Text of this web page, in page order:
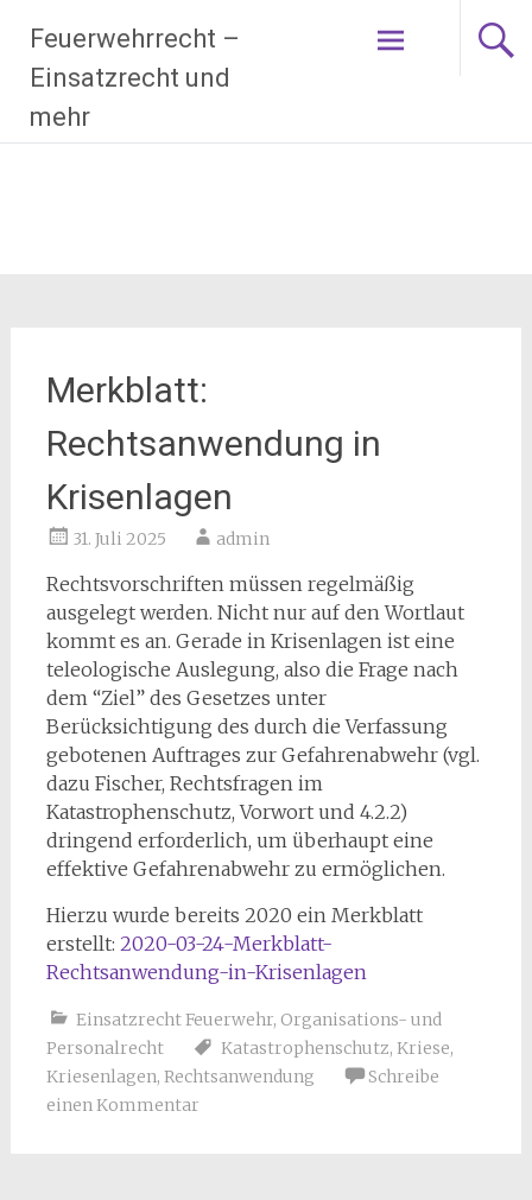
Inhalt
springen
Feuerwehrrecht –
Einsatzrecht und
mehr
Merkblatt:
Rechtsanwendung in
Krisenlagen
31. Juli 2025 admin
Rechtsvorschriften müssen regelmäßig
ausgelegt werden. Nicht nur auf den Wortlaut
kommt es an. Gerade in Krisenlagen ist eine
teleologische Auslegung, also die Frage nach
dem “Ziel” des Gesetzes unter
Berücksichtigung des durch die Verfassung
gebotenen Auftrages zur Gefahrenabwehr (vgl.
dazu Fischer, Rechtsfragen im
Katastrophenschutz, Vorwort und 4.2.2)
dringend erforderlich, um überhaupt eine
effektive Gefahrenabwehr zu ermöglichen.
Hierzu wurde bereits 2020 ein Merkblatt
erstellt: 2020-03-24-Merkblatt-
Rechtsanwendung-in-Krisenlagen
Einsatzrecht Feuerwehr, Organisations- und
Personalrecht
Katastrophenschutz, Kriese,
Kriesenlagen, Rechtsanwendung
Schreibe
einen Kommentar